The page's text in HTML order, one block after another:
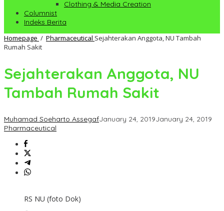
Clothing & Media Creation
Columnist
Indeks Berita
Homepage / Pharmaceutical Sejahterakan Anggota, NU Tambah
Rumah Sakit
Sejahterakan Anggota, NU
Tambah Rumah Sakit
Muhamad Soeharto AssegafJanuary 24, 2019January 24, 2019
Pharmaceutical
RS NU (foto Dok)